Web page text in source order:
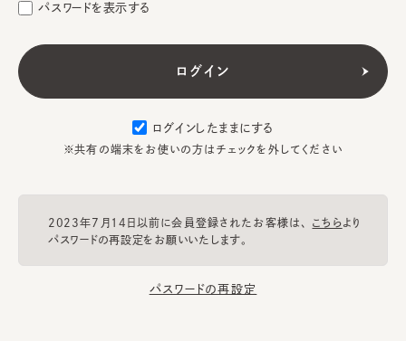
パスワードを表示する
ログインしたままにする
※共有の端末をお使いの方はチェックを外してください
2023年7月14日以前に会員登録されたお客様は、 こちらより
パスワードの再設定をお願いいたします。
パスワードの再設定